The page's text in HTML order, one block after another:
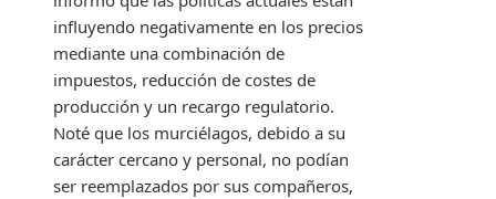
influyendo negativamente en los precios
mediante una combinación de
impuestos, reducción de costes de
producción y un recargo regulatorio.
Noté que los murciélagos, debido a su
carácter cercano y personal, no podían
ser reemplazados por sus compañeros,